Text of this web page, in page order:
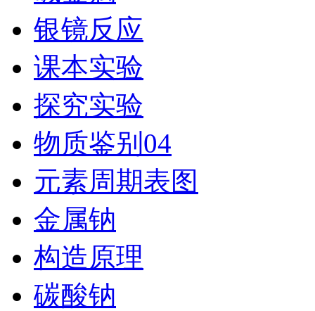
银镜反应
课本实验
探究实验
物质鉴别04
元素周期表图
金属钠
构造原理
碳酸钠